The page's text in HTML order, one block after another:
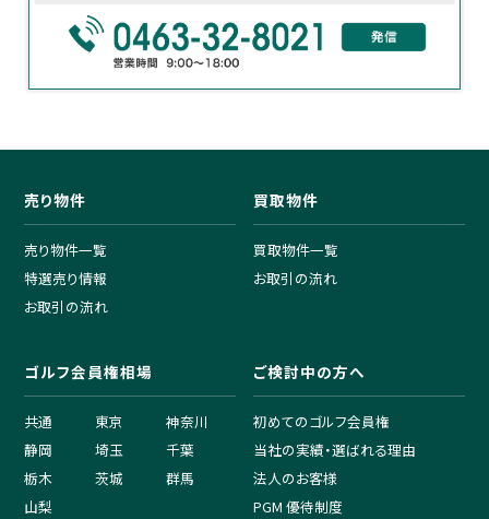
売り物件
売り物件一覧
特選売り情報
お取引の流れ
買取物件
買取物件一覧
お取引の流れ
ゴルフ会員権相場
共通 東京
神奈川
静岡
埼玉
千葉
栃木
茨城
群馬
山梨
ご検討中の方へ
初めてのゴルフ会員権
当社の実績・選ばれる理由
法人のお客様
PGM 優待制度